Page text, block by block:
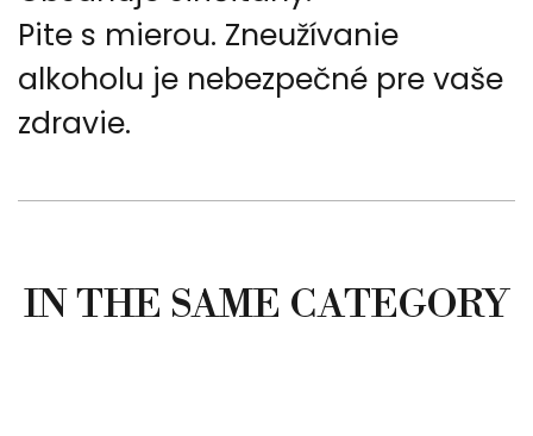
Pite s mierou. Zneužívanie
alkoholu je nebezpečné pre vaše
zdravie.
IN THE SAME CATEGORY